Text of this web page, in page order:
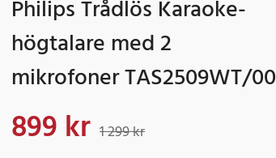
Philips Trådlös Karaoke-
högtalare med 2
mikrofoner TAS2509WT/00
Nuvarande pris
899 kr 1 299 kr